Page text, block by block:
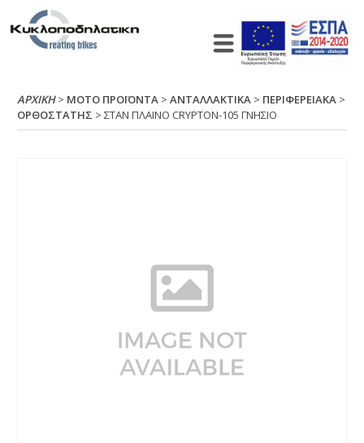
ΑΡΧΙΚΉ> ΜΟΤΟ ΠΡΟΪΟΝΤΑ >ΑΝΤΑΛΛΑΚΤΙΚΑ > ΠΕΡΙΦΕΡΕΙΑΚΑ >
ΟΡΘΟΣΤΑΤΗΣ > ΣΤΑΝ ΠΛΑΙΝΟ CRΥΡΤΟΝ-105 ΓΝΗΣΙΟ